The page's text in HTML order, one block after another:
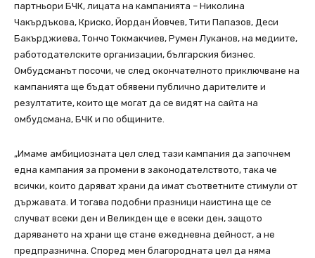
партньори БЧК, лицата на кампанията – Николина
Чакърдъкова, Криско, Йордан Йовчев, Тити Папазов, Деси
Бакърджиева, Тончо Токмакчиев, Румен Луканов, на медиите,
работодателските организации, българския бизнес.
Омбудсманът посочи, че след окончателното приключване на
кампанията ще бъдат обявени публично дарителите и
резултатите, които ще могат да се видят на сайта на
омбудсмана, БЧК и по общините.
„Имаме амбициозната цел след тази кампания да започнем
една кампания за промени в законодателството, така че
всички, които даряват храни да имат съответните стимули от
държавата. И тогава подобни празници наистина ще се
случват всеки ден и Великден ще е всеки ден, защото
даряването на храни ще стане ежедневна дейност, а не
предпразнична. Според мен благородната цел да няма